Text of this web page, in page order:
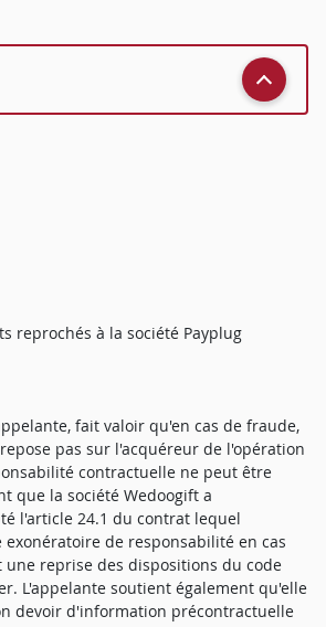
reprochés à la société Payplug
fait valoir qu'en cas de fraude,
pas sur l'acquéreur de l'opération
contractuelle ne peut être
que la société Wedoogift a
l'article 24.1 du contrat lequel
exonératoire de responsabilité en cas
reprise des dispositions du code
L'appelante soutient également qu'elle
devoir d'information précontractuelle